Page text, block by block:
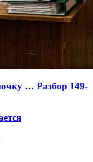
… Разбор 149-